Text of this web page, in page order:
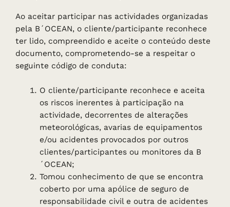
Ao aceitar participar nas actividades organizadas
pela B´OCEAN, o cliente/participante reconhece
ter lido, compreendido e aceite o conteúdo deste
documento, comprometendo-se a respeitar o
seguinte código de conduta:
O cliente/participante reconhece e aceita
os riscos inerentes à participação na
actividade, decorrentes de alterações
meteorológicas, avarias de equipamentos
e/ou acidentes provocados por outros
clientes/participantes ou monitores da B
´OCEAN;
Tomou conhecimento de que se encontra
coberto por uma apólice de seguro de
responsabilidade civil e outra de acidentes